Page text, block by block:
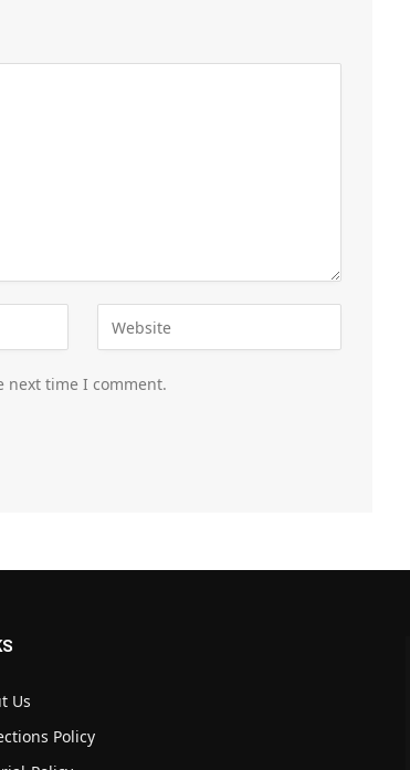
next time I comment.
Us
Policy